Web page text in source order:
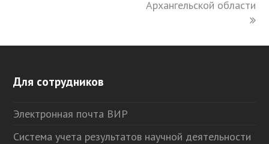
Архангельской области
Для сотрудников
Электронная почта ВИР
Система учета результатов научной деятельности